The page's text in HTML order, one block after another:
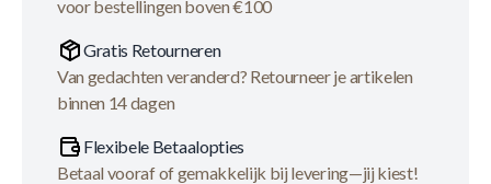
voor bestellingen boven €100
Gratis Retourneren
Van gedachten veranderd? Retourneer je artikelen
binnen 14 dagen
Flexibele Betaalopties
Betaal vooraf of gemakkelijk bij levering—jij kiest!